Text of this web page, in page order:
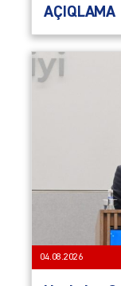
AÇIQLAMA
04.08.2026